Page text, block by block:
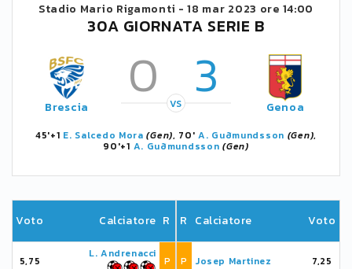
Stadio Mario Rigamonti -18 mar 2023 ore 14:00
30A GIORNATA SERIE B
Brescia 0 3
VS Genoa
45'+1 E. Salcedo Mora (Gen), 70'A. Guðmundsson (Gen),
90'+1 A. Guðmundsson (Gen)
Voto Calciatore R
5,75
L. Andrenacci
P
R Calciatore Voto
P Josep Martinez 7,25